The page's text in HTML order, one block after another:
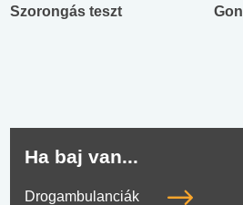
Szorongás teszt
Ha baj van...
Drogambulanciák